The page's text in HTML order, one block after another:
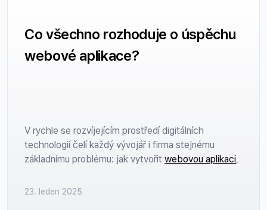
Co všechno rozhoduje o úspěchu
webové aplikace?
V rychle se rozvíjejícím prostředí digitálních
technologií čelí každý vývojář i firma stejnému
základnímu problému: jak vytvořit webovou aplikaci
mezi konkurencí? Jak zajistit, aby uživatelé nejen
23. leden 2025